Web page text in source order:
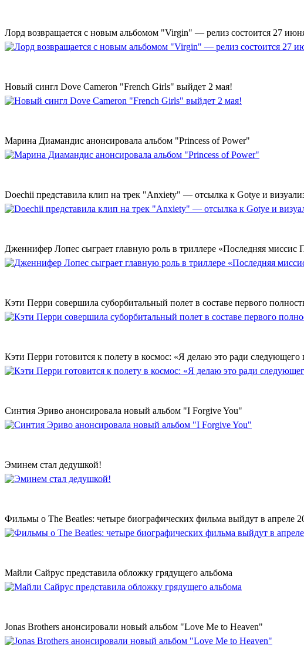
Лорд возвращается с новым альбомом "Virgin" — релиз состоится 27
Новый сингл Dove Cameron "French Girls" выйдет 2 мая!
Марина Диамандис анонсировала альбом "Princess of Power"
Doechii представила клип на трек "Anxiety" — отсылка к Gotye и
Дженнифер Лопес сыграет главную роль в триллере «Последняя миссис
Кэти Перри совершила суборбитальный полет в составе первого
Кэти Перри готовится к полету в космос: «Я делаю это ради следующего
Синтия Эриво анонсировала новый альбом "I Forgive You"
Эминем стал дедушкой!
Фильмы о The Beatles: четыре биографических фильма выйдут в апреле
Майли Сайрус представила обложку грядущего альбома
Jonas Brothers анонсировали новый альбом "Love Me to Heaven"